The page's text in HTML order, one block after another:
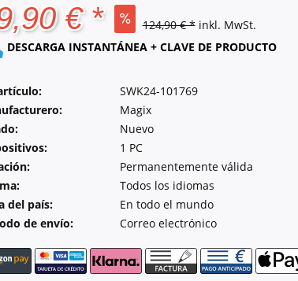
€ * 124,90 € *inkl. MwSt.
DESCARGA INSTANTÁNEA + CLAVE DE PRODUCTO
SWK24-101769
Magix
Nuevo
1 PC
Permanentemente válida
Todos los idiomas
del país:
En todo el mundo
de envío:
Correo electrónico